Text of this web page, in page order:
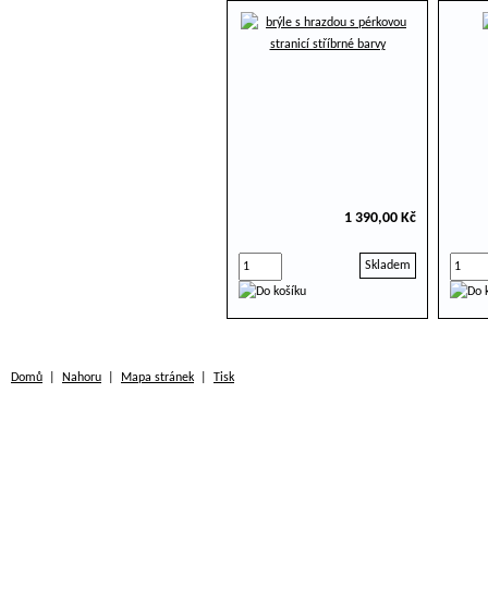
1 390,00 Kč
Skladem
Domů Nahoru Mapa stránek Tisk